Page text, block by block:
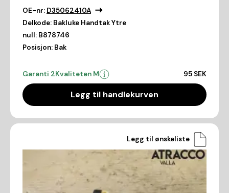
OE-nr: D35062410A
Delkode: Bakluke Handtak Ytre
null: B878746
Posisjon: Bak
Garanti 2Kvaliteten M 95 SEK
Legg til handlekurven
Legg til ønskeliste